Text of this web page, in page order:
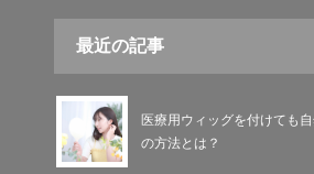
最近の記事
医療用ウィッグを付けても
の方法とは？